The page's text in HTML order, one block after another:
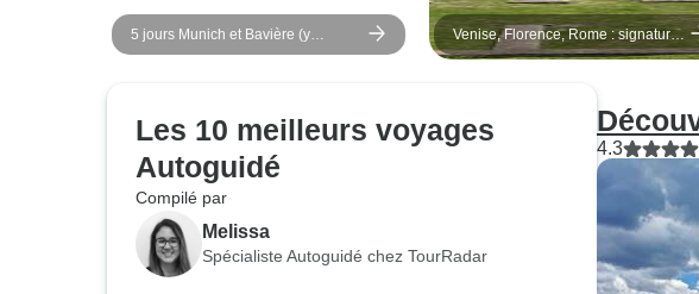
5 jours Munich et Bavière (y
compris Salzbourg et Garmisch)
Venise, Florence, Rome : signature
(hôtels 4*) circuit à faible émission
Les 10 meilleurs voyages
Autoguidé
Compilé par
Melissa
Spécialiste Autoguidé chez TourRadar
4.3